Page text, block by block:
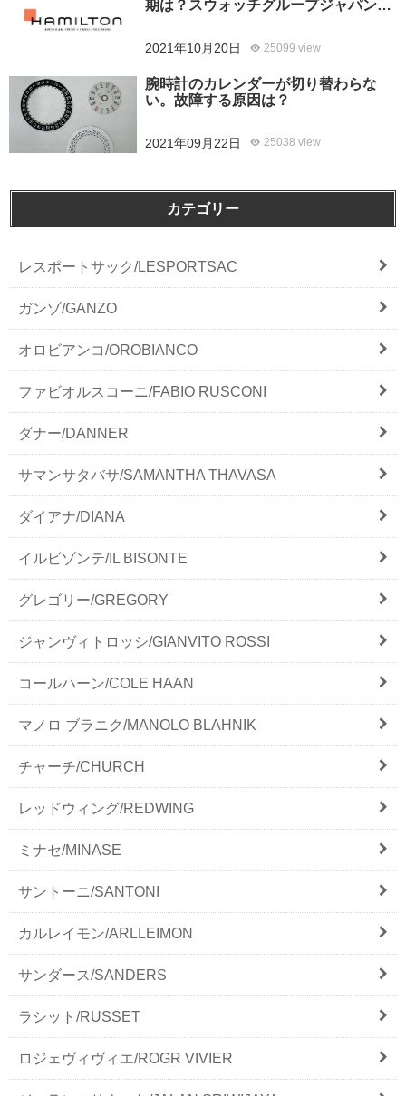
期は？スウォッチグループジャパンと
2021年10月20日 25099 view
腕時計のカレンダーが切り替わらな
い。故障する原因は？
2021年09月22日 25038 view
カテゴリー
レスポートサック/LESPORTSAC
ガンゾ/GANZO
オロビアンコ/OROBIANCO
ファビオルスコーニ/FABIO RUSCONI
ダナー/DANNER
サマンサタバサ/SAMANTHA THAVASA
ダイアナ/DIANA
イルビゾンテ/IL BISONTE
グレゴリー/GREGORY
ジャンヴィトロッシ/GIANVITO ROSSI
コールハーン/COLE HAAN
マノロ ブラニク/MANOLO BLAHNIK
チャーチ/CHURCH
レッドウィング/REDWING
ミナセ/MINASE
サントーニ/SANTONI
カルレイモン/ARLLEIMON
サンダース/SANDERS
ラシット/RUSSET
ロジェヴィヴィエ/ROGR VIVIER